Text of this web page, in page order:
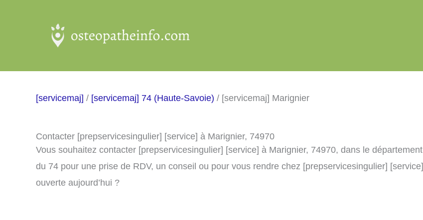
[servicemaj] / [servicemaj] 74 (Haute-Savoie) / [servicemaj] Marignier
Contacter [prepservicesingulier] [service] à Marignier, 74970
Vous souhaitez contacter [prepservicesingulier] [service] à Marignier, 74970, dans le département
du 74 pour une prise de RDV, un conseil ou pour vous rendre chez [prepservicesingulier] [service]
ouverte aujourd’hui ?